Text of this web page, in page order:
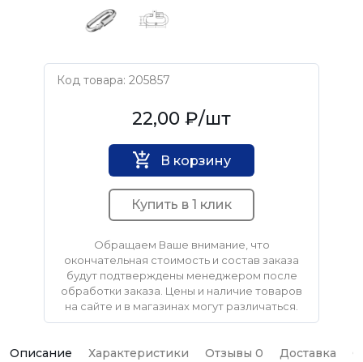
Код товара: 205857
Нет бренда22,00 ₽/шт
В корзину
Купить в 1 клик
Обращаем Ваше внимание, что
окончательная стоимость и состав заказа
будут подтверждены менеджером после
обработки заказа. Цены и наличие товаров
на сайте и в магазинах могут различаться.
Описание Характеристики Отзывы 0 Доставка